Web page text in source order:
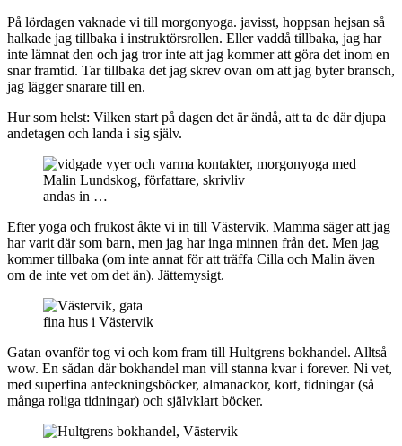
På lördagen vaknade vi till morgonyoga. javisst, hoppsan hejsan så
halkade jag tillbaka i instruktörsrollen. Eller vaddå tillbaka, jag har
inte lämnat den och jag tror inte att jag kommer att göra det inom en
snar framtid. Tar tillbaka det jag skrev ovan om att jag byter bransch,
jag lägger snarare till en.
Hur som helst: Vilken start på dagen det är ändå, att ta de där djupa
andetagen och landa i sig själv.
andas in …
Efter yoga och frukost åkte vi in till Västervik. Mamma säger att jag
har varit där som barn, men jag har inga minnen från det. Men jag
kommer tillbaka (om inte annat för att träffa Cilla och Malin även
om de inte vet om det än). Jättemysigt.
fina hus i Västervik
Gatan ovanför tog vi och kom fram till Hultgrens bokhandel. Alltså
wow. En sådan där bokhandel man vill stanna kvar i forever. Ni vet,
med superfina anteckningsböcker, almanackor, kort, tidningar (så
många roliga tidningar) och självklart böcker.